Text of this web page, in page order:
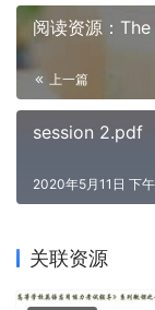
阅读资源：
上一篇
session 2.pdf
2020年5月11日 下
关联资源